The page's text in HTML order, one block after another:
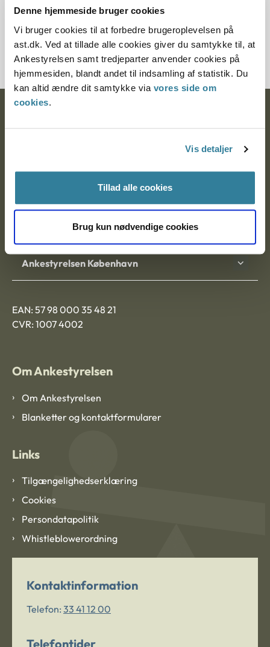
Denne hjemmeside bruger cookies
Vi bruger cookies til at forbedre brugeroplevelsen på
ast.dk. Ved at tillade alle cookies giver du samtykke til, at
Ankestyrelsen samt tredjeparter anvender cookies på
hjemmesiden, blandt andet til indsamling af statistik. Du
kan altid ændre dit samtykke via vores side om
cookies.
Vis detaljer
Tillad alle cookies
Brug kun nødvendige cookies
Journalnummer
21426-93
Ankestyrelsen Aalborg
Ankestyrelsen København
EAN: 57 98 000 35 48 21
CVR: 1007 4002
Om Ankestyrelsen
Om Ankestyrelsen
Blanketter og kontaktformularer
Links
Tilgængelighedserklæring
Cookies
Persondatapolitik
Whistleblowerordning
Kontaktinformation
Telefon: 33 41 12 00
Telefontider